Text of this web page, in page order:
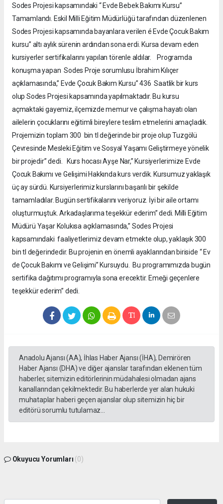
Sodes Projesi kapsamındaki “ Evde Bebek Bakımı Kursu”
Tamamlandı. Eskil Milli Eğitim Müdürlüğü tarafından düzenlenen
Sodes Projesi kapsamında bayanlara verilen é Evde Çocuk Bakım
kursu” altı aylık sürenin ardından sona erdi. Kursa devam eden
kursiyerler sertifikalarını yapılan törenle aldılar. Programda
konuşma yapan Sodes Proje sorumlusu İbrahim Kılıçer
açıklamasında,” Evde Çocuk Bakım Kursu” 436 Saatlik bir kurs
olup Sodes Projesi kapsamında yapılmaktadır. Bu kursu
açmaktaki gayemiz, ilçemizde memur ve çalışma hayatı olan
ailelerin çocuklarını eğitimli bireylere teslim etmelerini amaçladık.
Projemizin toplam 300 bin tl değerinde bir proje olup Tuzgölü
Çevresinde Mesleki Eğitim ve Sosyal Yaşamı Geliştirmeye yönelik
bir projedir” dedi. Kurs hocası Ayşe Nar,” Kursiyerlerimize Evde
Çocuk Bakımı ve Gelişimi Hakkında kurs verdik. Kursumuz yaklaşık
üç ay sürdü. Kursiyerlerimiz kurslarını başarılı bir şekilde
tamamladılar. Bugün sertifikalarını veriyoruz. İyi bir aile ortamı
oluşturmuştuk. Arkadaşlarıma teşekkür ederim” dedi. Milli Eğitim
Müdürü Yaşar Kolukısa açıklamasında,” Sodes Projesi
kapsamındaki faaliyetlerimiz devam etmekte olup, yaklaşık 300
bin tl değerindedir. Bu projenin en önemli ayaklarından biriside “ Ev
de Çocuk Bakımı ve Gelişimi” Kursuydu. Bu programımızda bugün
sertifika dağıtımı programıyla sona erecektir. Emeği geçenlere
teşekkür ederim” dedi.
Anadolu Ajansı (AA), İhlas Haber Ajansı (İHA), Demirören
Haber Ajansı (DHA) ve diğer ajanslar tarafından eklenen tüm
haberler, sitemizin editörlerinin müdahalesi olmadan ajans
kanallarından çekilmektedir. Bu haberlerde yer alan hukuki
muhataplar haberi geçen ajanslar olup sitemizin hiç bir
editörü sorumlu tutulamaz...
Okuyucu Yorumları (0)